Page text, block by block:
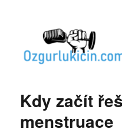
Kdy začít
menstruace